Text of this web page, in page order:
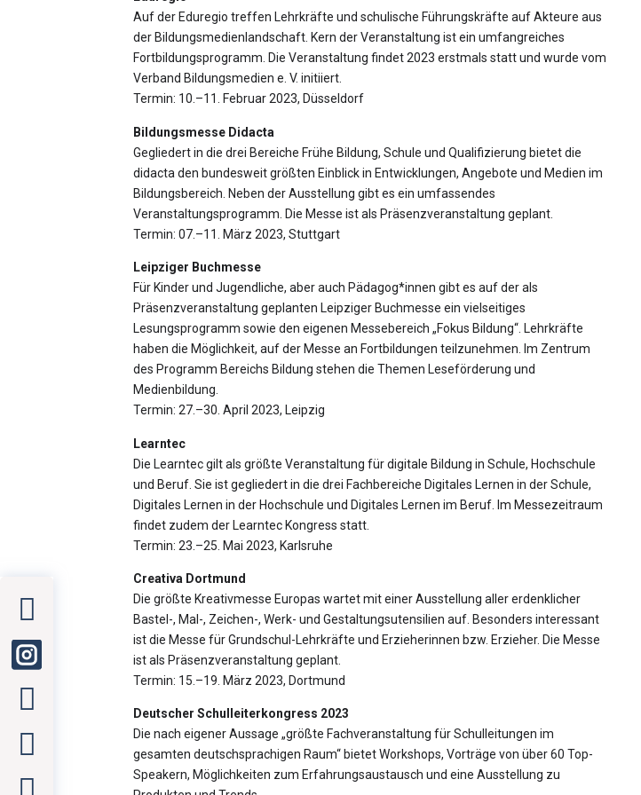
Auf der Eduregio treffen Lehrkräfte und schulische Führungskräfte auf Akteure aus
der Bildungsmedienlandschaft. Kern der Veranstaltung ist ein umfangreiches
Fortbildungsprogramm. Die Veranstaltung findet 2023 erstmals statt und wurde vom
Verband Bildungsmedien e. V. initiiert.
Termin: 10.–11. Februar 2023, Düsseldorf
Bildungsmesse Didacta
Gegliedert in die drei Bereiche Frühe Bildung, Schule und Qualifizierung bietet die
didacta den bundesweit größten Einblick in Entwicklungen, Angebote und Medien im
Bildungsbereich. Neben der Ausstellung gibt es ein umfassendes
Veranstaltungsprogramm. Die Messe ist als Präsenzveranstaltung geplant.
Termin: 07.–11. März 2023, Stuttgart
Leipziger Buchmesse
Für Kinder und Jugendliche, aber auch Pädagog*innen gibt es auf der als
Präsenzveranstaltung geplanten Leipziger Buchmesse ein vielseitiges
Lesungsprogramm sowie den eigenen Messebereich „Fokus Bildung“. Lehrkräfte
haben die Möglichkeit, auf der Messe an Fortbildungen teilzunehmen. Im Zentrum
des Programm Bereichs Bildung stehen die Themen Leseförderung und
Medienbildung.
Termin: 27.–30. April 2023, Leipzig
Learntec
Die Learntec gilt als größte Veranstaltung für digitale Bildung in Schule, Hochschule
und Beruf. Sie ist gegliedert in die drei Fachbereiche Digitales Lernen in der Schule,
Digitales Lernen in der Hochschule und Digitales Lernen im Beruf. Im Messezeitraum
findet zudem der Learntec Kongress statt.
Termin: 23.–25. Mai 2023, Karlsruhe
Creativa Dortmund
Die größte Kreativmesse Europas wartet mit einer Ausstellung aller erdenklicher
Bastel-, Mal-, Zeichen-, Werk- und Gestaltungsutensilien auf. Besonders interessant
ist die Messe für Grundschul-Lehrkräfte und Erzieherinnen bzw. Erzieher. Die Messe
ist als Präsenzveranstaltung geplant.
Termin: 15.–19. März 2023, Dortmund
Deutscher Schulleiterkongress 2023
Die nach eigener Aussage „größte Fachveranstaltung für Schulleitungen im
gesamten deutschsprachigen Raum“ bietet Workshops, Vorträge von über 60 Top-
Speakern, Möglichkeiten zum Erfahrungsaustausch und eine Ausstellung zu